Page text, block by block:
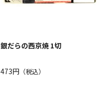
銀だらの西京焼 1切
473円（税込）